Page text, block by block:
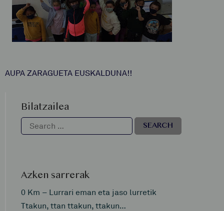
AUPA ZARAGUETA EUSKALDUNA!!
Bilatzailea
Azken sarrerak
0 Km – Lurrari eman eta jaso lurretik
Ttakun, ttan ttakun, ttakun…